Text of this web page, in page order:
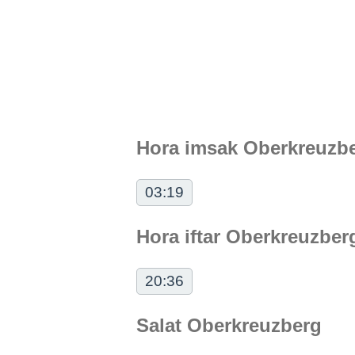
Hora imsak
03:19
Hora iftar
20:36
Salat Oberkreuzberg